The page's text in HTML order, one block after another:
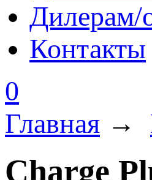
Дилерам/
Контакты
0
Главная →
Charge